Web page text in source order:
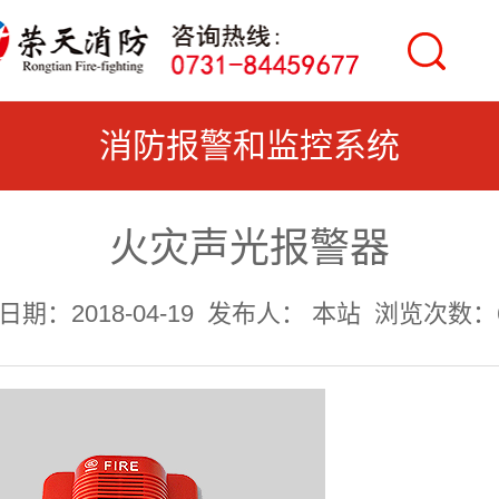
消防报警和监控系统
火灾声光报警器
期：2018-04-19 发布人： 本站 浏览次数